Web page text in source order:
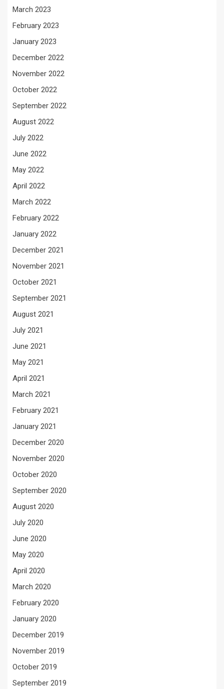
March 2023
February 2023
January 2023
December 2022
November 2022
October 2022
September 2022
August 2022
July 2022
June 2022
May 2022
April 2022
March 2022
February 2022
January 2022
December 2021
November 2021
October 2021
September 2021
August 2021
July 2021
June 2021
May 2021
April 2021
March 2021
February 2021
January 2021
December 2020
November 2020
October 2020
September 2020
August 2020
July 2020
June 2020
May 2020
April 2020
March 2020
February 2020
January 2020
December 2019
November 2019
October 2019
September 2019